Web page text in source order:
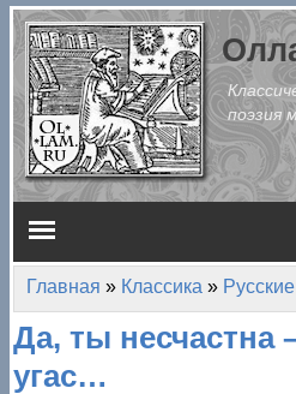
Перейти к основному
поэзия
Главное меню
Вы здесь
Главная » Классика »
Да, ты несчастна
угас…